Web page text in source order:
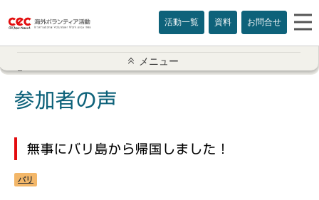
活動一覧 資料 お問合せ
アメリカ
メニュー
参加者の声
無事にバリ島から帰国しました！
バリ